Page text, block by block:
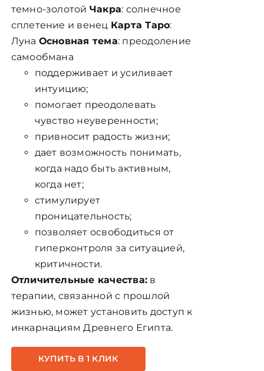
КОСМЕТИКА
ПОЛНЫЕ КОМПЛЕКТЫ
УСЛУГИ
темно-золотой Чакра: солнечное
сплетение и венец Карта Таро:
Луна Основная тема: преодоление
самообмана
поддерживает и усиливает
интуицию;
помогает преодолевать
чувство неуверенности;
привносит радость жизни;
дает возможность понимать,
когда надо быть активным,
когда нет;
стимулирует
проницательность;
позволяет освободиться от
гиперконтроля за ситуацией,
критичности.
Отличительные качества: в
терапии, связанной с прошлой
жизнью, может установить доступ к
инкарнациям Древнего Египта.
КУПИТЬ В 1 КЛИК